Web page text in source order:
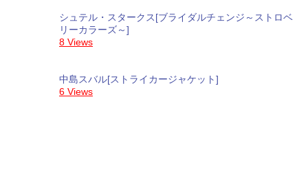
シュテル・スタークス[ブライダルチェンジ～ストロベ
リーカラーズ～]
8 Views
中島スバル[ストライカージャケット]
6 Views